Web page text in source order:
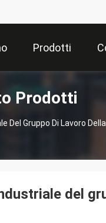
Prodotti
Prodotti
Gruppo Di Lavoro
del